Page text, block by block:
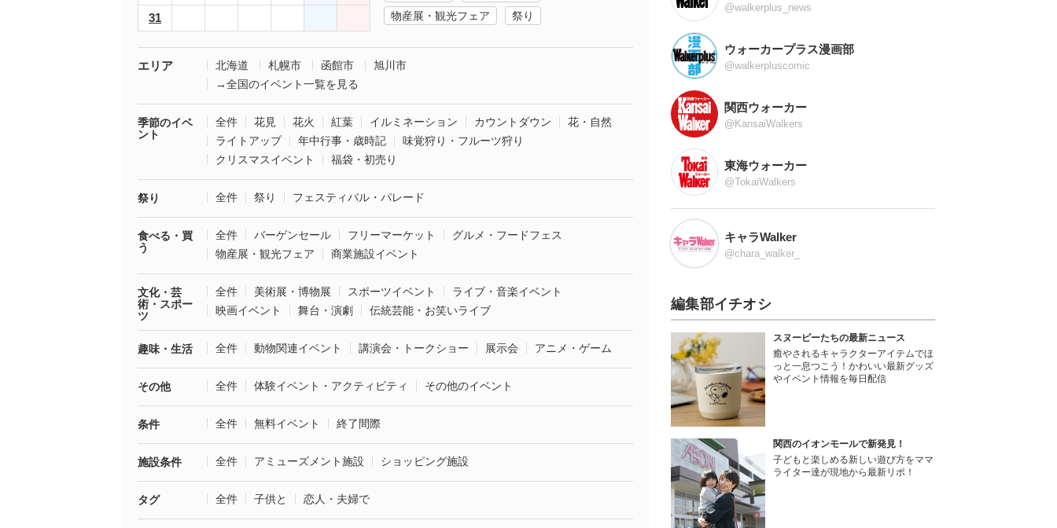
31
物産展・観光フェア
祭り
エリア 北海道 札幌市 函館市
旭川市
→全国のイベント一覧を見る
季節のイベ
ント
全件 花見 花火 紅葉 イルミネーション カウントダウン
花・自然
ライトアップ
年中行事・歳時記
味覚狩り・フルーツ狩り
クリスマスイベント
福袋・初売り
祭り 全件 祭り フェスティバル・パレード
食べる・買
う
全件 バーゲンセール フリーマーケット
グルメ・フードフェス
物産展・観光フェア
商業施設イベント
文化・芸
術・スポー
ツ
全件 美術展・博物展 スポーツイベント
ライブ・音楽イベント
映画イベント
舞台・演劇 伝統芸能・お笑いライブ
趣味・生活 全件 動物関連イベント 講演会・トークショー 展示会 アニメ・ゲーム
その他 全件 体験イベント・アクティビティ その他のイベント
条件 全件 無料イベント 終了間際
施設条件 全件 アミューズメント施設 ショッピング施設
タグ 全件 子供と 恋人・夫婦で
@walkerplus_news
ウォーカープラス漫画部
@walkerpluscomic
関西ウォーカー
@KansaiWalkers
東海ウォーカー
@TokaiWalkers
キャラWalker
@chara_walker_
編集部イチオシ
スヌーピーたちの最新ニュース
癒やされるキャラクターアイテムでほ
っと一息つこう！かわいい最新グッズ
やイベント情報を毎日配信
関西のイオンモールで新発見！
子どもと楽しめる新しい遊び方をママ
ライター達が現地から最新リポ！